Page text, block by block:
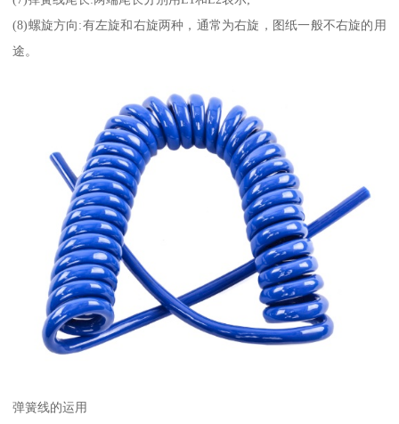
(8)螺旋方向:有左旋和右旋两种，通常为右旋，图纸一般不右旋的用
途。
弹簧线的运用